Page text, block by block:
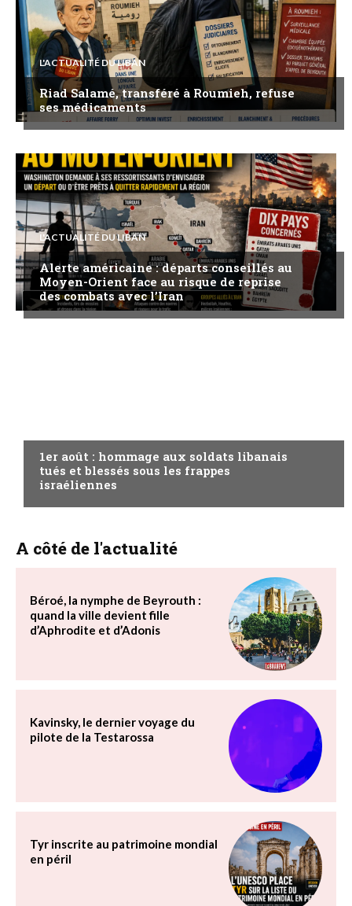
L'ACTUALITÉ DU LIBAN
Riad Salamé, transféré à Roumieh, refuse
ses médicaments
L'ACTUALITÉ DU LIBAN
Alerte américaine : départs conseillés au
Moyen-Orient face au risque de reprise
des combats avec l’Iran
1er août : hommage aux soldats libanais
tués et blessés sous les frappes
israéliennes
A côté de l'actualité
Béroé, la nymphe de Beyrouth :
quand la ville devient fille
d’Aphrodite et d’Adonis
Kavinsky, le dernier voyage du
pilote de la Testarossa
Tyr inscrite au patrimoine mondial
en péril